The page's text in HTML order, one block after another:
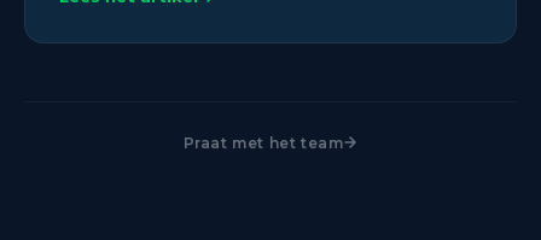
Praat met het team